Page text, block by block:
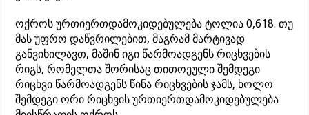
ოქროს ურთიერთდამოკიდებულება ტოლია 0,618. თუ
მას უფრო დაწვრილებით, მაგრამ მარტივად
განვიხილავთ, მაშინ იგი წარმოადგენს რიცხვების
რიგს, რომელთა შორისაც თითოეული შემდეგი
რიცხვი წარმოადგენს წინა რიცხვების ჯამს, ხოლო
შემდეგი ორი რიცხვის ურთიერთდამოკიდებულება